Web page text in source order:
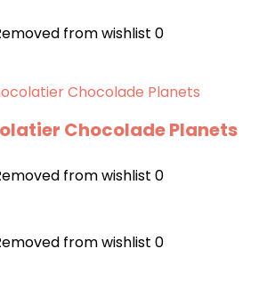
from wishlist 0
Chocolade Planets
from wishlist 0
from wishlist 0